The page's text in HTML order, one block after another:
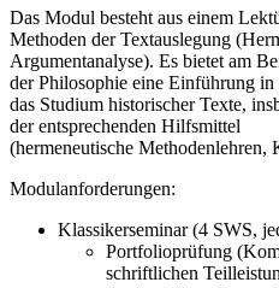
Das Modul besteht aus einem
Methoden der Textauslegung
Argumentanalyse). Es bietet am
der Philosophie eine Einführung in
das Studium historischer Texte,
der entsprechenden Hilfsmittel
(hermeneutische Methodenlehren,
Modulanforderungen:
Klassikerseminar (4 SWS,
Portfolioprüfung
schriftlichen